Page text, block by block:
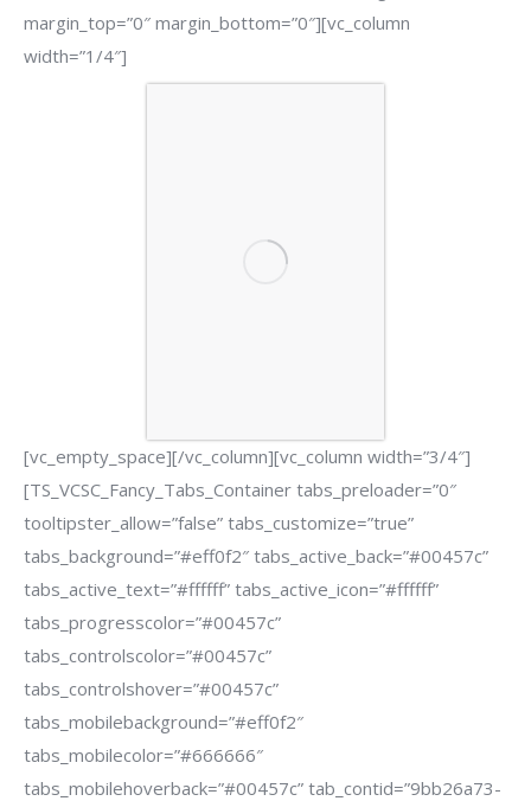
margin_top=”0″ margin_bottom=”0″][vc_column
width=”1/4″]
[vc_empty_space][/vc_column][vc_column width=”3/4″]
[TS_VCSC_Fancy_Tabs_Container tabs_preloader=”0″
tooltipster_allow=”false” tabs_customize=”true”
tabs_background=”#eff0f2″ tabs_active_back=”#00457c”
tabs_active_text=”#ffffff” tabs_active_icon=”#ffffff”
tabs_progresscolor=”#00457c”
tabs_controlscolor=”#00457c”
tabs_controlshover=”#00457c”
tabs_mobilebackground=”#eff0f2″
tabs_mobilecolor=”#666666″
tabs_mobilehoverback=”#00457c” tab_contid=”9bb26a73-